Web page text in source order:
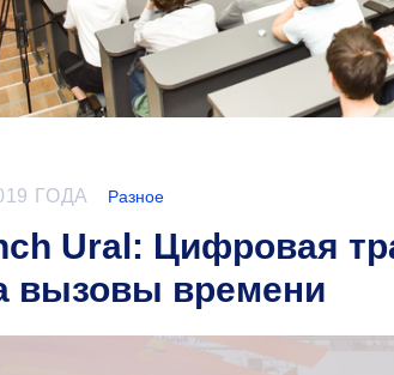
ГОДА Разное
Ural: Цифровая
вызовы времени